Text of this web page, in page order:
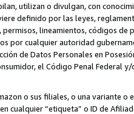
utilizan o divulgan, con
definido por las leyes,
lineamientos, códigos
por cualquier autoridad
de Datos Personales en
el Código Penal Federal
o sus filiales, o una variante
cualquier “etiqueta” o ID de